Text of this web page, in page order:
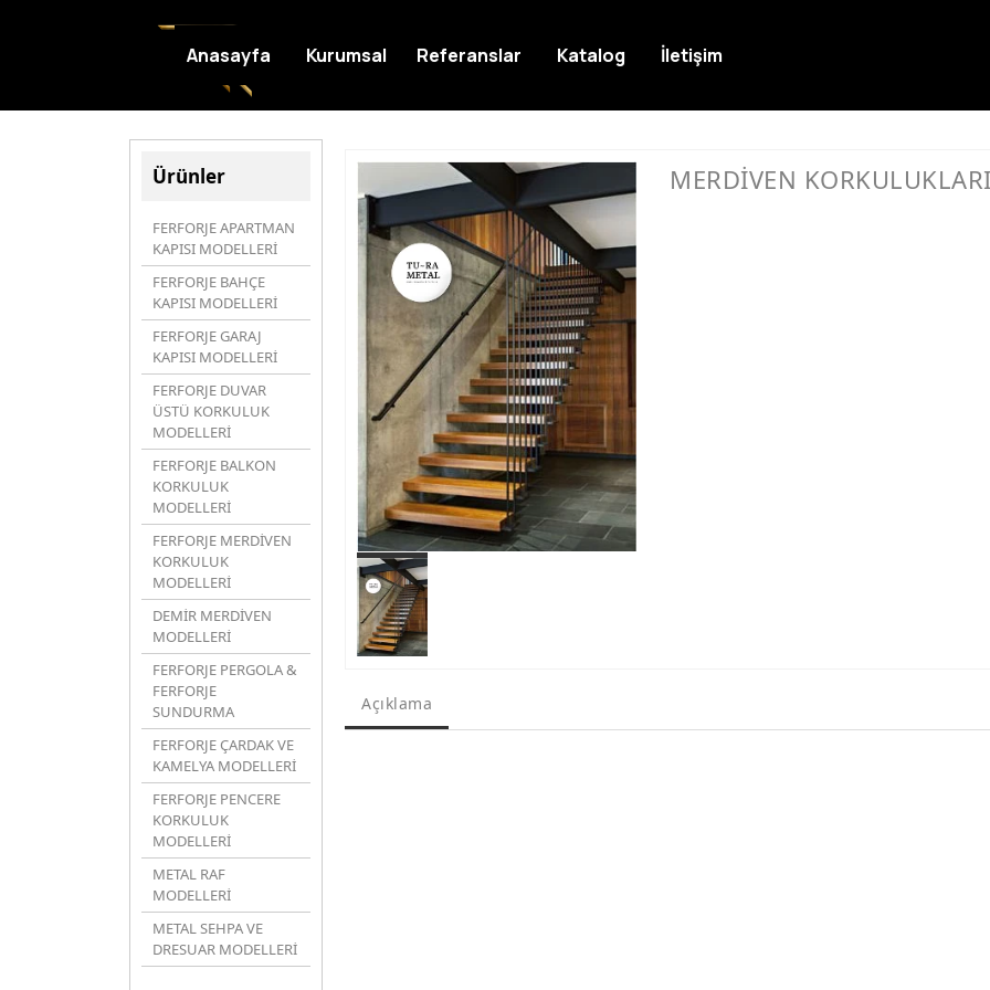
Ürünler
FERFORJE APARTMAN
KAPISI MODELLERİ
FERFORJE BAHÇE
KAPISI MODELLERİ
FERFORJE GARAJ
KAPISI MODELLERİ
FERFORJE DUVAR
ÜSTÜ KORKULUK
MODELLERİ
FERFORJE BALKON
KORKULUK
MODELLERİ
FERFORJE MERDİVEN
KORKULUK
MODELLERİ
DEMİR MERDİVEN
MODELLERİ
FERFORJE PERGOLA &
FERFORJE
SUNDURMA
FERFORJE ÇARDAK VE
KAMELYA MODELLERİ
FERFORJE PENCERE
KORKULUK
MODELLERİ
METAL RAF
MODELLERİ
METAL SEHPA VE
DRESUAR MODELLERİ
MERDİVEN
Açıklama
Anasayfa Kurumsal Referanslar Katalog İletişim